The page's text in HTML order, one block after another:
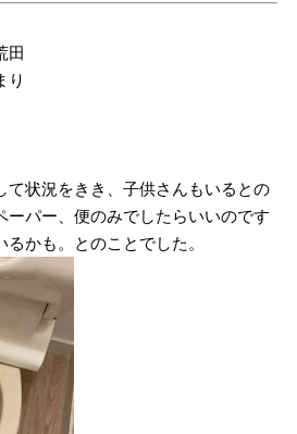
田
り
て状況をきき、子供さんもいるとの
ーパー、便のみでしたらいいのです
かも。とのことでした。